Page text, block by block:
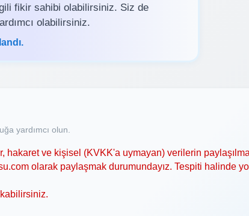
fikir sahibi olabilirsiniz. Siz de
olabilirsiniz.
yardımcı olun.
hakaret ve kişisel (KVKK'a uymayan) verilerin
olarak paylaşmak durumundayız. Tespiti halinde